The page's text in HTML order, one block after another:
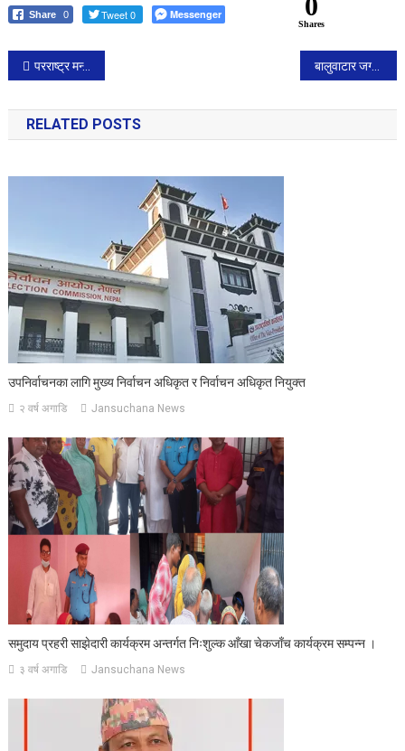
Share 0 Tweet 0 Messenger 0
Shares
Post
navigation
परराष्ट्र मन्त्री आज बैकक जाँदै बालुवाटार जग्गा प्रकरण : पक्राउ परेका १७ जनालाई थप ५ दिन थुनामा राख्न अनुमति
RELATED POSTS
उपनिर्वाचनका लागि मुख्य निर्वाचन अधिकृत र निर्वाचन अधिकृत नियुक्त
२ वर्ष अगाडि Jansuchana News
समुदाय प्रहरी साझेदारी कार्यक्रम अन्तर्गत निःशुल्क आँखा चेकजाँच कार्यक्रम सम्पन्न ।
३ वर्ष अगाडि Jansuchana News